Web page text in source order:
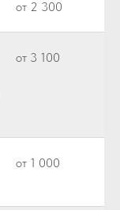
от 2 300
от 3 100
от 1 000